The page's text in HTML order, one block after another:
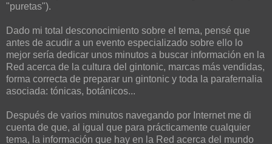
"puretas").
Dado mi total desconocimiento sobre el tema, pensé que
antes de acudir a un evento especializado sobre ello lo
mejor sería dedicar unos minutos a buscar información en la
Red acerca de la cultura del gintonic, marcas más vendidas,
forma correcta de preparar un gintonic y toda la parafernalia
asociada: tónicas, botánicos...
Después de varios minutos navegando por Internet me di
cuenta de que, al igual que para prácticamente cualquier
tema, la información que hay en la Red acerca del mundo